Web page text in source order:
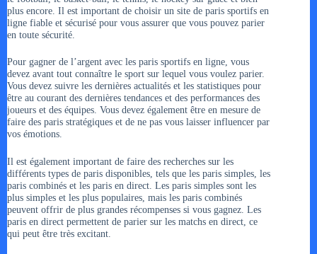
plus encore. Il est important de choisir un site de paris sportifs en
ligne fiable et sécurisé pour vous assurer que vous pouvez parier
en toute sécurité.
Pour gagner de l’argent avec les paris sportifs en ligne, vous
devez avant tout connaître le sport sur lequel vous voulez parier.
Vous devez suivre les dernières actualités et les statistiques pour
être au courant des dernières tendances et des performances des
joueurs et des équipes. Vous devez également être en mesure de
faire des paris stratégiques et de ne pas vous laisser influencer par
vos émotions.
Il est également important de faire des recherches sur les
différents types de paris disponibles, tels que les paris simples, les
paris combinés et les paris en direct. Les paris simples sont les
plus simples et les plus populaires, mais les paris combinés
peuvent offrir de plus grandes récompenses si vous gagnez. Les
paris en direct permettent de parier sur les matchs en direct, ce
qui peut être très excitant.